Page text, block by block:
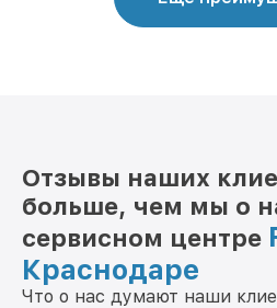
Отзывы наших
больше, чем мы о
сервисном центре
Краснодаре
Что о нас думают наши